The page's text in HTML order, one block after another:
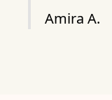
Amira A.